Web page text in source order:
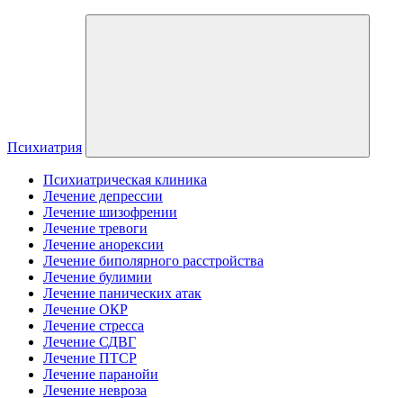
Психиатрия
Психиатрическая клиника
Лечение депрессии
Лечение шизофрении
Лечение тревоги
Лечение анорексии
Лечение биполярного расстройства
Лечение булимии
Лечение панических атак
Лечение ОКР
Лечение стресса
Лечение СДВГ
Лечение ПТСР
Лечение паранойи
Лечение невроза